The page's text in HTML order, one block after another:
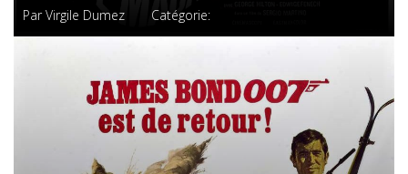
ParVirgile Dumez Catégorie: